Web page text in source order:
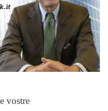
vostre